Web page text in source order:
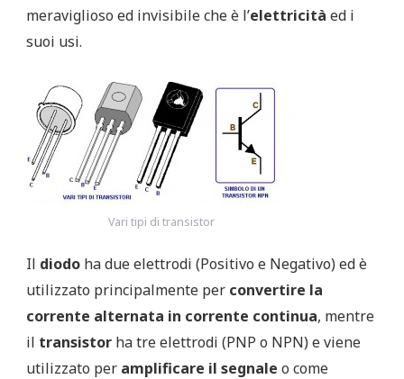
meraviglioso ed invisibile che è l’elettricità ed i
suoi usi.
Vari tipi di transistor
Il diodo ha due elettrodi (Positivo e Negativo) ed è
utilizzato principalmente per convertire la
corrente alternata in corrente continua, mentre
il transistor ha tre elettrodi (PNP o NPN) e viene
utilizzato per amplificare il segnale o come